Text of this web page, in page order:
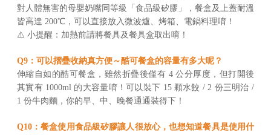
對人體無害的母嬰奶嘴同等級「食品級矽膠」，餐盒及上蓋耐溫
皆高達 200℃，可以直接放入微波爐、烤箱、電鍋料理唷！
⚠️ 小提醒：加熱前請將餐具及餐具盒取出唷！
Q9：可以摺疊收納真方便～酷可餐盒的容量有多大呢？
伸縮自如的酷可餐盒，雖然折疊後僅有 4 公分厚度，但打開後
其實有 1000ml 的大容量唷！可以裝下 15 顆水餃 / 2 份三明治 /
1 份牛肉麵，你的早、中、晚餐通通裝得下！
Q10：餐盒使用食品級矽膠讓人很放心，也想知道餐具是使用什